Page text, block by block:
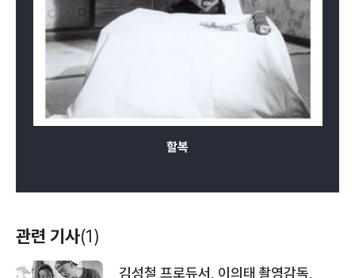
할복
관련 기사(1)
김성철 프로듀서, 이의태 촬영감독,